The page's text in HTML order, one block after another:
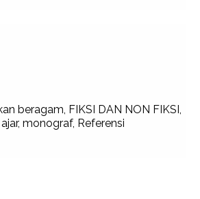
beragam, FIKSI DAN NON FIKSI,
monograf, Referensi